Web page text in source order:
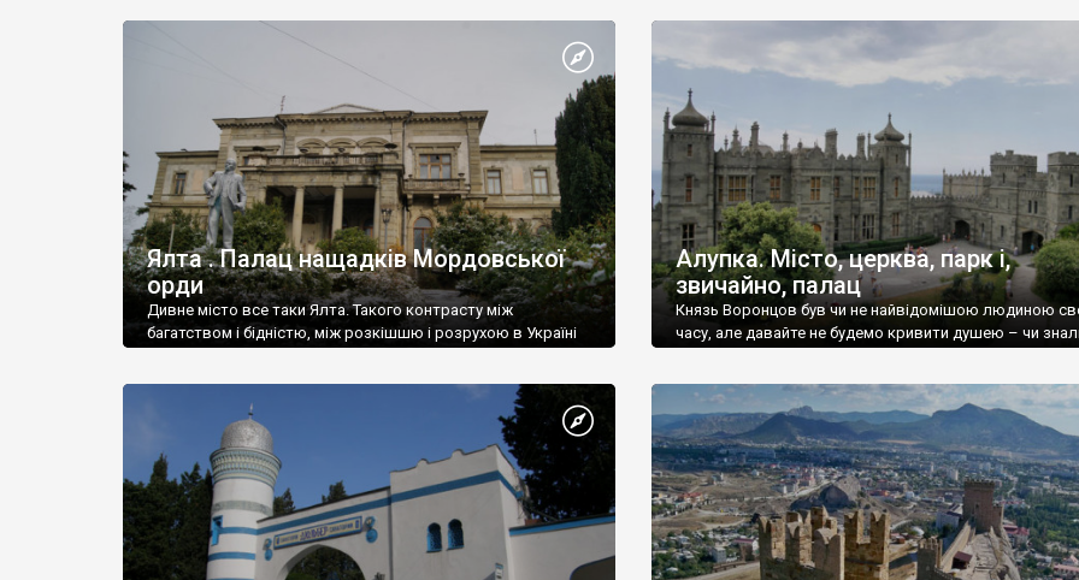
Ялта . Палац нащадків Мордовської
орди
Дивне місто все таки Ялта. Такого контрасту між
багатством і бідністю, між розкішшю і розрухою в Україні
Алупка. Місто, церква, парк і,
звичайно, палац
Князь Воронцов був чи не найвідомішою людиною
часу, але давайте не будемо кривити душею – чи